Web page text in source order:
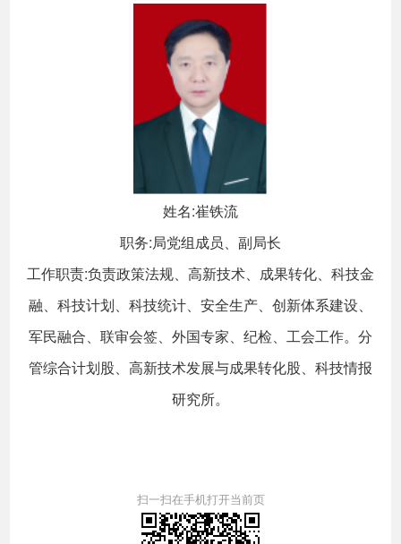
姓名:崔铁流
职务:局党组成员、副局长
工作职责:负责政策法规、高新技术、成果转化、科技金
融、科技计划、科技统计、安全生产、创新体系建设、
军民融合、联审会签、外国专家、纪检、工会工作。分
管综合计划股、高新技术发展与成果转化股、科技情报
研究所。
扫一扫在手机打开当前页